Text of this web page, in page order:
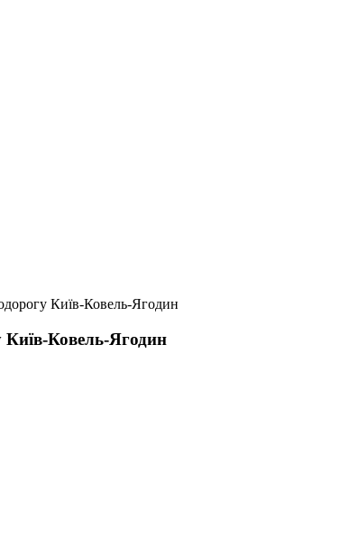
Київ-Ковель-Ягодин
Київ-Ковель-Ягодин